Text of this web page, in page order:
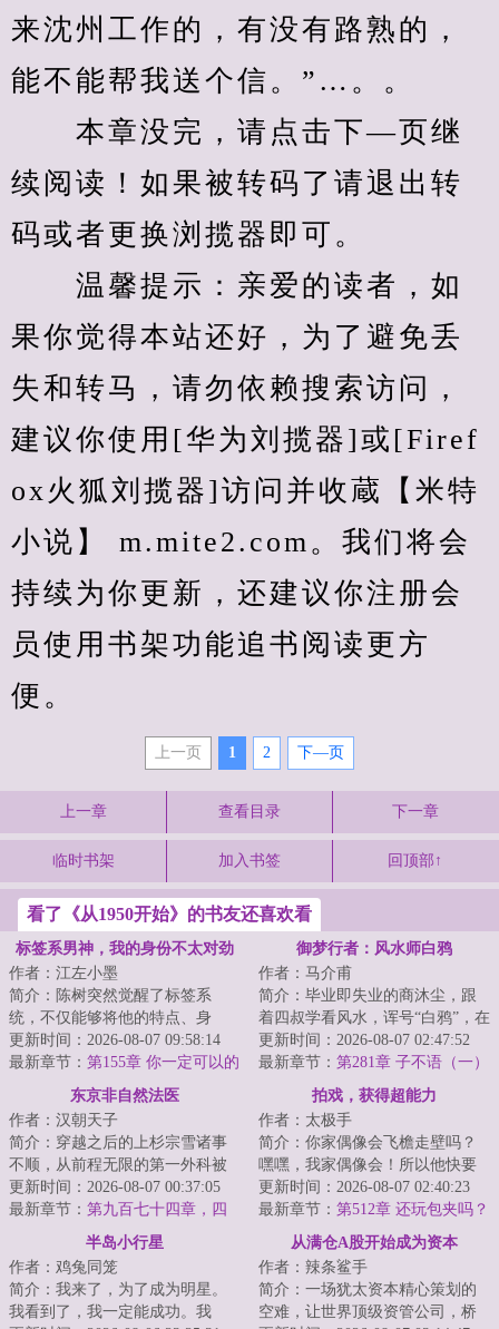
来沈州工作的，有没有路熟的，
能不能帮我送个信。”…。。
本章没完，请点击下—页继
续阅读！如果被转码了请退出转
码或者更换浏揽器即可。
温馨提示：亲爱的读者，如
果你觉得本站还好，为了避免丢
失和转马，请勿依赖搜索访问，
建议你使用[华为刘揽器]或[Firef
ox火狐刘揽器]访问并收蔵【米特
小说】 m.mite2.com。我们将会
持续为你更新，还建议你注册会
员使用书架功能追书阅读更方
便。
上一页 1 2 下—页
上一章 查看目录 下一章
临时书架 加入书签 回顶部↑
看了《从1950开始》的书友还喜欢看
标签系男神，我的身份不太对劲
作者：江左小墨
简介：陈树突然觉醒了标签系
统，不仅能够将他的特点、身
份、特长之类的属性具化为标
签，提供增益，并且还...
更新时间：2026-08-07 09:58:14
最新章节： 第155章 你一定可以的
御梦行者：风水师白鸦
作者：马介甫
简介：毕业即失业的商沐尘，跟
着四叔学看风水，诨号“白鸦”，在
京城贵胄圈子混得风生水起，迎
娶白富美，...
更新时间：2026-08-07 02:47:52
最新章节： 第281章 子不语（一）
莫装逼，装逼遭暴击
东京非自然法医
作者：汉朝天子
简介：穿越之后的上杉宗雪诸事
不顺，从前程无限的第一外科被
赶去了最悲剧最没有前途最不受
人待见没钱没地...
更新时间：2026-08-07 00:37:05
最新章节： 第九百七十四章，四
天三夜游轮之旅！
拍戏，获得超能力
作者：太极手
简介：你家偶像会飞檐走壁吗？
嘿嘿，我家偶像会！所以他快要
塌房了。毕竟这只是小儿科。徒
手劈砖、刀劈子...
更新时间：2026-08-07 02:40:23
最新章节： 第512章 还玩包夹吗？
半岛小行星
作者：鸡兔同笼
简介：我来了，为了成为明星。
我看到了，我一定能成功。我
从满仓A股开始成为资本
作者：辣条鲨手
简介：一场犹太资本精心策划的
空难，让世界顶级资管公司，桥